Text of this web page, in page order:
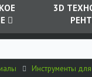
3D
Инструменты